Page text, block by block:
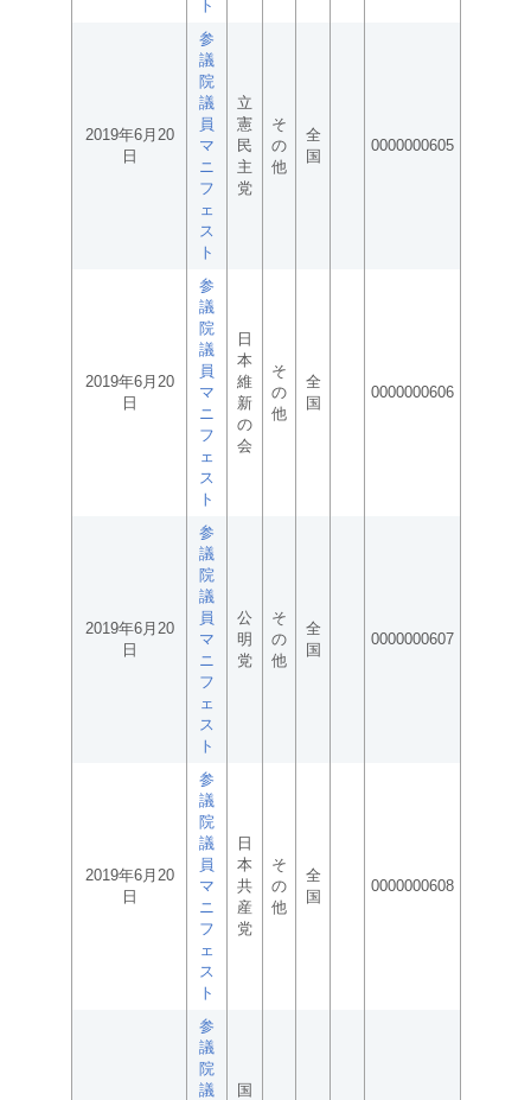
ト
2019年6月20
日
参
議
院
議
員
マ
ニ
フ
ェ
ス
ト
立
憲
民
主
党
そ
の
他
全
国
0000000605
2019年6月20
日
参
議
院
議
員
マ
ニ
フ
ェ
ス
ト
日
本
維
新
の
会
そ
の
他
全
国
0000000606
2019年6月20
日
参
議
院
議
員
マ
ニ
フ
ェ
ス
ト
公
明
党
そ
の
他
全
国
0000000607
2019年6月20
日
参
議
院
議
員
マ
ニ
フ
ェ
ス
ト
日
本
共
産
党
そ
の
他
全
国
0000000608
参
議
院
議
国